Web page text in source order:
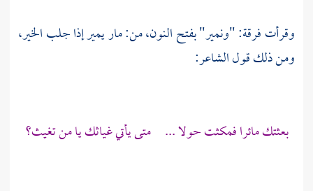
وقرأت فرقة: "ونمير" بفتح النون، من: مار يمير إذا جلب الخير،
ومن ذلك قول الشاعر:
بعثتك مائرا فمكثت حولا ... متى يأتي غياثك يا من تغيث؟